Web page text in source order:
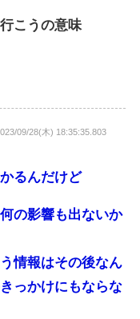
こうの意味
09/28(木) 18:35:35.803
るんだけど
の影響も出ないか
情報はその後なん
っかけにもならな